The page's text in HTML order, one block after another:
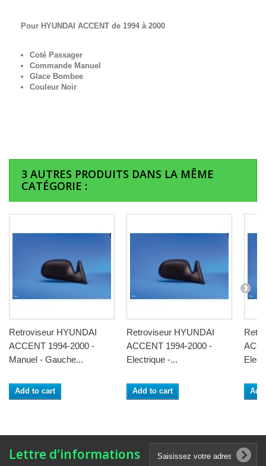
Pour HYUNDAI ACCENT de 1994 à 2000
Coté Passager
Commande Manuel
Glace Bombee
Couleur Noir
3 AUTRES PRODUITS DANS LA MÊME
CATÉGORIE :
Retroviseur HYUNDAI
ACCENT 1994-2000 -
Manuel - Gauche...
Add to cart
Retroviseur HYUNDAI
ACCENT 1994-2000 -
Electrique -...
Add to cart
Lettre d'informations